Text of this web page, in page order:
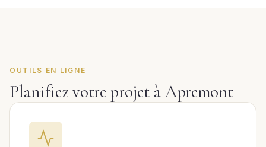
OUTILS EN LIGNE
Planifiez votre projet à Apremont